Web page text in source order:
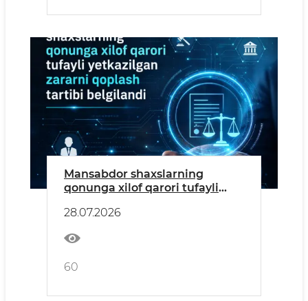
Mansabdor shaxslarning
qonunga xilof qarori tufayli
tartibi belgilandi
28.07.2026
60